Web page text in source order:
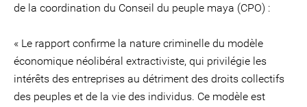
de la coordination du Conseil du peuple maya (CPO) :
« Le rapport confirme la nature criminelle du modèle
économique néolibéral extractiviste, qui privilégie les
intérêts des entreprises au détriment des droits collectifs
des peuples et de la vie des individus. Ce modèle est